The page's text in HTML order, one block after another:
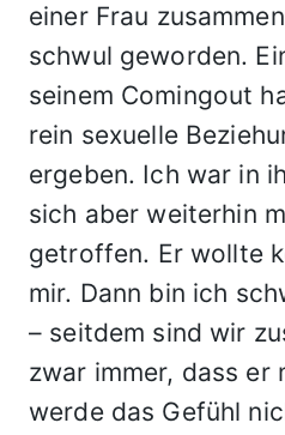
einer Frau
schwul geworden.
seinem Comingout
rein sexuelle
ergeben. Ich war in
sich aber weiterhin
getroffen. Er wollte
mir. Dann bin ich
– seitdem sind wir
zwar immer, dass er
werde das Gefühl